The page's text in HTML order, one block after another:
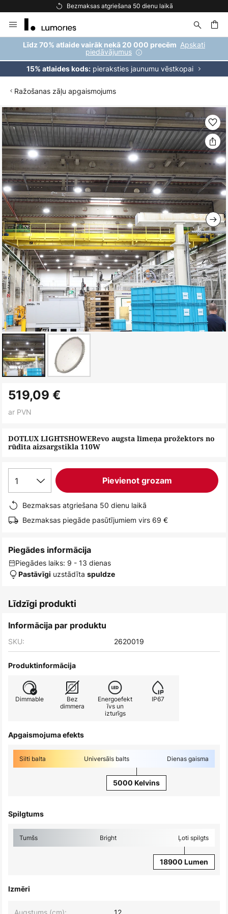
Bezmaksas atgriešana 50 dienu laikā
to
Content
Līdz 70% atlaide vairāk nekā 20 000 precēm Apskati
piedāvājumus
15% atlaides kods:pieraksties jaunumu vēstkopai
Ražošanas zāļu apgaismojums
Iet
uz
galerijas
beigām
uz
galerijas
DOTLUX LIGHTSHOWERevo augsta līmeņa prožektors no
rūdīta aizsargstikla 110W
519,09 €
ar PVN
1 Pievienot grozam
Bezmaksas atgriešana 50 dienu laikā
Bezmaksas piegāde pasūtījumiem virs 69 €
Piegādes informācija
Piegādes laiks: 9 - 13 dienas
Pastāvīgi uzstādīta spuldze
Līdzīgi produkti
Informācija par produktu
SKU: 2620019
Produktinformācija
Dimmable
Bez
dimmera
Energoefekt
īvs un
izturīgs
IP67
Apgaismojuma efekts
Silti balta Universāls balts Dienas gaisma
5000 Kelvins
Spilgtums
Tumšs Bright Ļoti spilgts
18900 Lumen
Izmēri